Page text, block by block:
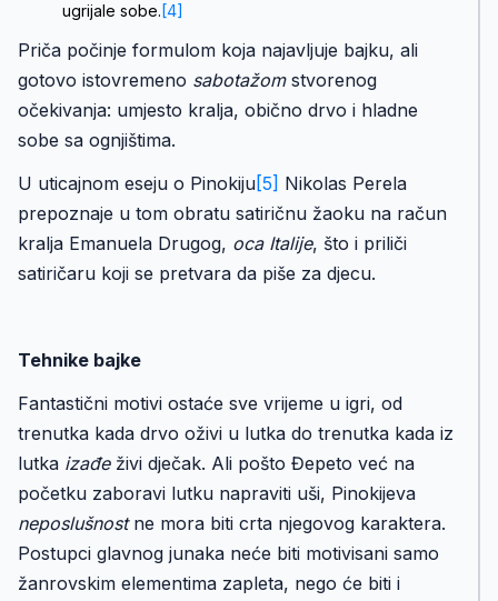
ugrijale sobe. [4]
Priča počinje formulom koja najavljuje bajku, ali
gotovo istovremeno sabotažomstvorenog
očekivanja: umjesto kralja, obično drvo i hladne
sobe sa ognjištima.
U uticajnom eseju o Pinokiju[5] Nikolas Perela
prepoznaje u tom obratu satiričnu žaoku na račun
kralja Emanuela Drugog, oca Italije, što i priliči
satiričaru koji se pretvara da piše za djecu.
Tehnike bajke
Fantastični motivi ostaće sve vrijeme u igri, od
trenutka kada drvo oživi u lutka do trenutka kada iz
lutka izađeživi dječak. Ali pošto Đepeto već na
početku zaboravi lutku napraviti uši, Pinokijeva
neposlušnostne mora biti crta njegovog karaktera.
Postupci glavnog junaka neće biti motivisani samo
žanrovskim elementima zapleta, nego će biti i